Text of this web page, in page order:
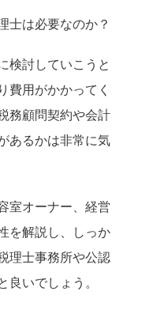
士は必要なのか？
検討していこうと
費用がかかってく
務顧問契約や会計
あるかは非常に気
室オーナー、経営
を解説し、しっか
理士事務所や公認
いでしょう。